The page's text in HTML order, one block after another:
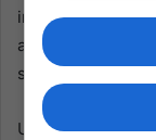
importante para
abordarse si se
sostenible.
Un área clave de